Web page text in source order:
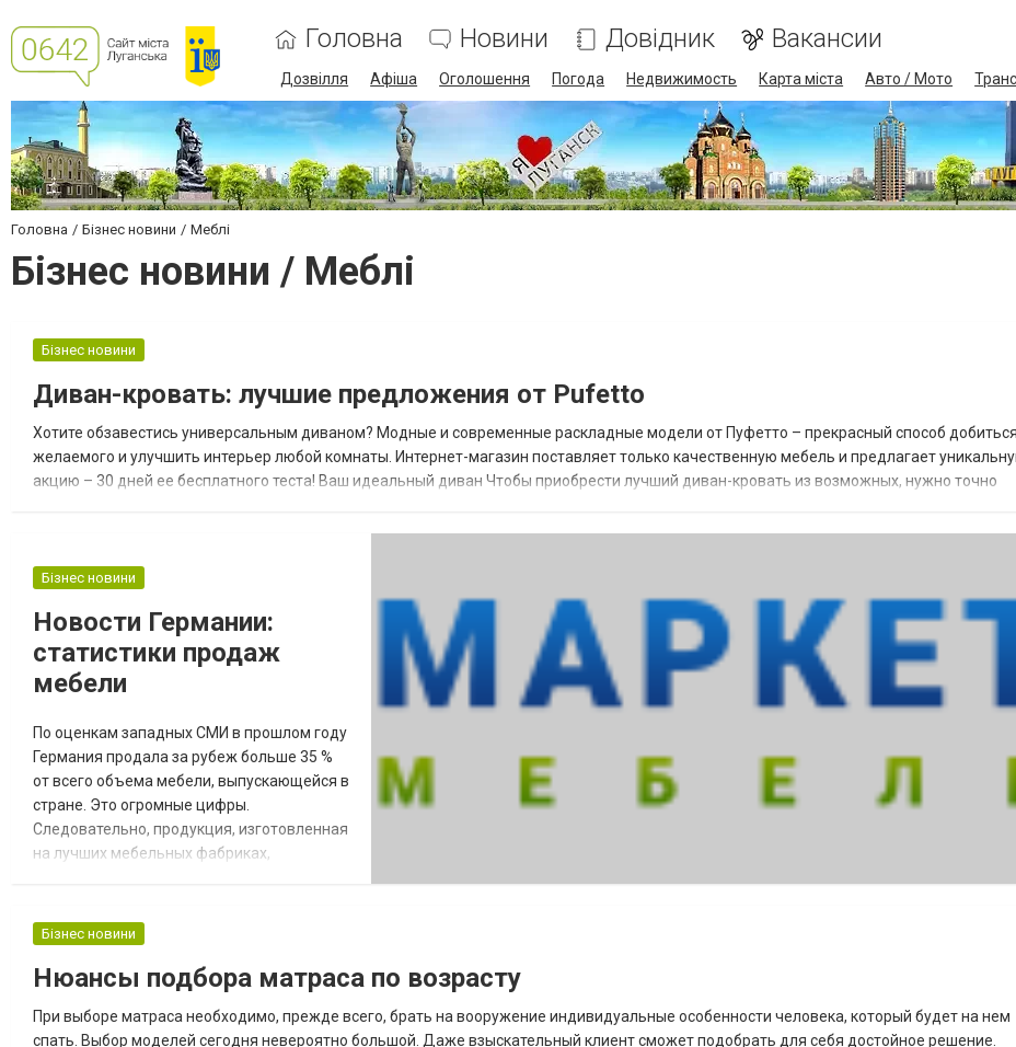
Головна Новини Довідник Вакансии
Дозвілля Афіша Оголошення Погода Недвижимость Карта міста Авто / Мото
Головна Бізнес новини Меблі
Бізнес новини / Меблі
Бізнес новини
Диван-кровать: лучшие предложения от Pufetto
Хотите обзавестись универсальным диваном? Модные и современные раскладные модели от Пуфетто – прекрасный способ добиться
желаемого и улучшить интерьер любой комнаты. Интернет-магазин поставляет только качественную мебель и предлагает
акцию – 30 дней ее бесплатного теста! Ваш идеальный диван Чтобы приобрести лучший диван-кровать из возможных, нужно точно
Бізнес новини
Новости Германии:
статистики продаж
мебели
По оценкам западных СМИ в прошлом году
Германия продала за рубеж больше 35 %
от всего объема мебели, выпускающейся в
стране. Это огромные цифры.
Следовательно, продукция, изготовленная
на лучших мебельных фабриках,
положительная. Тем более, что из года в
год рост продаж растет. И это несмотря на
все возможные кризисы, экономические
спады, которые наблюдаются сегодня на
мировых рынках. Сре...
Бізнес новини
Нюансы подбора матраса по возрасту
При выборе матраса необходимо, прежде всего, брать на вооружение индивидуальные особенности человека, который будет на нем
спать. Выбор моделей сегодня невероятно большой. Даже взыскательный клиент сможет подобрать для себя достойное решение.